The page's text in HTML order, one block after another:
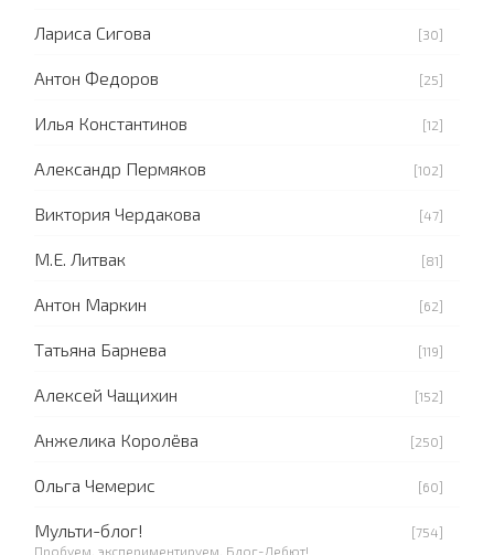
Лариса Сигова [30]
Антон Федоров [25]
Илья Константинов [12]
Александр Пермяков [102]
Виктория Чердакова [47]
М.Е. Литвак [81]
Антон Маркин [62]
Татьяна Барнева [119]
Алексей Чащихин [152]
Анжелика Королёва [250]
Ольга Чемерис [60]
Мульти-блог!
[754]
Пробуем, экспериментируем. Блог-Дебют!